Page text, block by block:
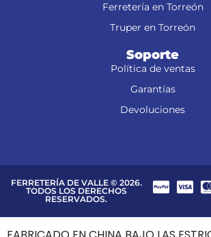
Ferretería en Torreón
Truper en Torreón
Soporte
Política de ventas
Garantías
Devoluciones
FERRETERÍA DE VALLE © 2026.
TODOS LOS DERECHOS
RESERVADOS.